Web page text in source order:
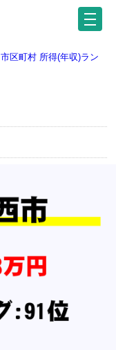
市区町村 所得(年収)ラン